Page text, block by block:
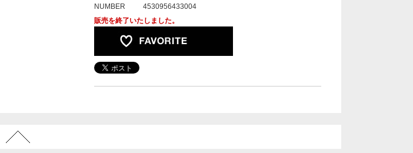
NUMBER
4530956433004
販売を終了いたしました。